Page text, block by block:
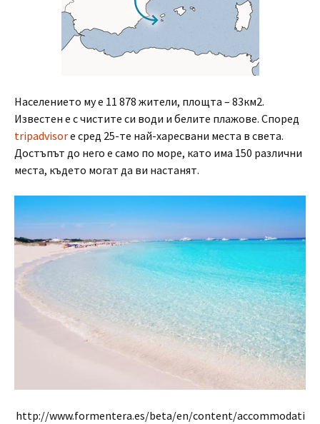
Населението му е 11 878 жители, площта – 83км2.
Известен е с чистите си води и белите плажове. Според
tripadvisore сред 25-те най-харесвани места в света.
Достъпът до него е само по море, като има 150 различни
места, където могат да ви настанят.
http://www.formentera.es/beta/en/content/accommodati